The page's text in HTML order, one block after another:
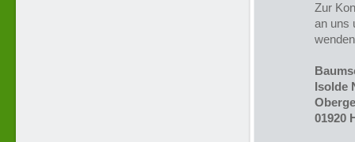
Zur
an uns
Isolde
01920